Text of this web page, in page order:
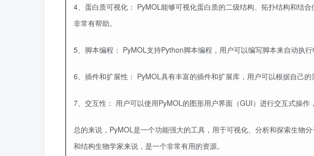
4、蛋白质可视化： PyMOL能够可视化蛋白质的二级结构、拓扑结构和结
非常有帮助。
5、脚本编程： PyMOL支持Python脚本编程，用户可以编写脚本来自动执
6、插件和扩展性： PyMOL具有丰富的插件和扩展库，用户可以根据自己的
7、交互性： 用户可以使用PyMOL的图形用户界面（GUI）进行交互式操作
总的来说，PyMOL是一个功能强大的工具，用于可视化、分析和探索生物
和结构生物学家来说，是一个非常有用的资源。